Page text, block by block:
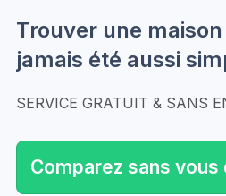
Trouver une maison
jamais été aussi
SERVICE GRATUIT & SANS
Comparez sans vous